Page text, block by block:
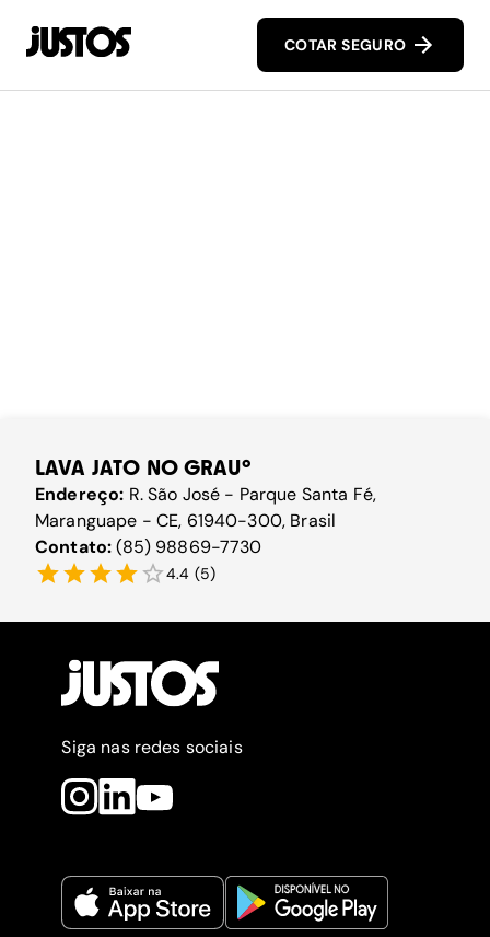
COTAR SEGURO
LAVA JATO NO GRAU°
Endereço: R. São José - Parque Santa Fé,
Maranguape - CE, 61940-300, Brasil
Contato:(85) 98869-7730
4.4 (5)
Siga nas redes sociais